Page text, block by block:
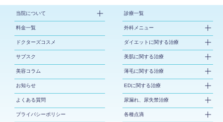
当院について
料金一覧
ドクターズコスメ
サブスク
美容コラム
お知らせ
よくある質問
プライバシーポリシー
診療一覧
外科メニュー
ダイエットに関する治療
美肌に関する治療
薄毛に関する治療
EDに関する治療
尿漏れ、尿失禁治療
各種点滴